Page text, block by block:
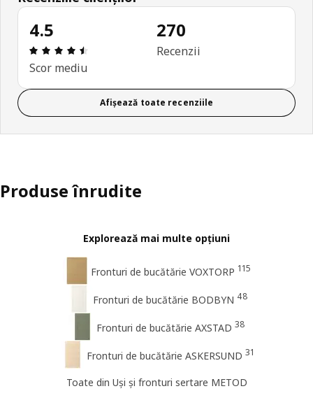
4.5
Prezentare generală: 4.5 din 5 stele Total
Scor mediu
270
Recenzii
Afișează toate recenziile
Produse înrudite
Explorează mai multe opțiuni
Fronturi de bucătărie VOXTORP 115
Fronturi de bucătărie BODBYN 48
Fronturi de bucătărie AXSTAD 38
Fronturi de bucătărie ASKERSUND 31
Toate din Uși și fronturi sertare METOD